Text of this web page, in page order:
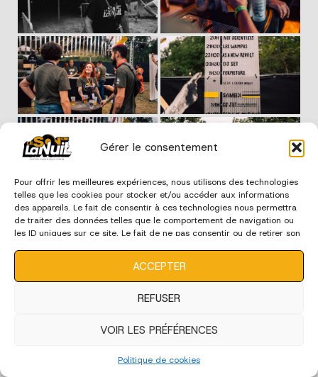
Gérer le consentement
Pour offrir les meilleures expériences, nous utilisons des technologies
telles que les cookies pour stocker et/ou accéder aux informations
des appareils. Le fait de consentir à ces technologies nous permettra
de traiter des données telles que le comportement de navigation ou
les ID uniques sur ce site. Le fait de ne pas consentir ou de retirer son
ACCEPTER
REFUSER
VOIR LES PRÉFÉRENCES
Politique de cookies